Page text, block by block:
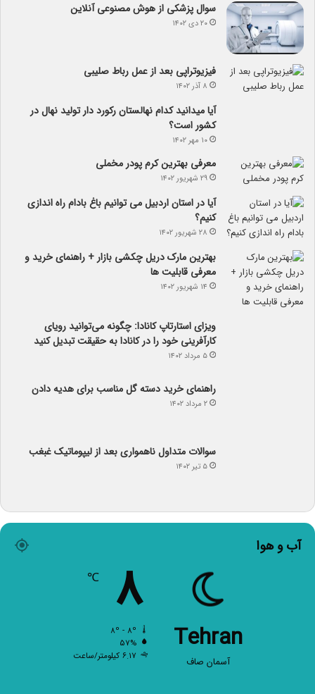
سوال پزشکی از هوش مصنوعی آنلاین
۲۰ دی ۱۴۰۲
فیزیوتراپی بعد از عمل رباط صلیبی
۸ آذر ۱۴۰۲
آیا می­دانید کدام نهالستان رکورد دار تولید نهال­ در
کشور است؟
۱۰ مهر ۱۴۰۲
معرفی بهترین کرم پودر مخملی
۲۹ شهریور ۱۴۰۲
آیا در استان اردبیل می توانیم باغ بادام راه اندازی
کنیم؟
۲۸ شهریور ۱۴۰۲
بهترین مارک دریل چکشی بازار + راهنمای خرید و
معرفی قابلیت ها
۱۴ شهریور ۱۴۰۲
ویزای استارتاپ کانادا: چگونه می‌توانید رویای
کارآفرینی خود را در کانادا به حقیقت تبدیل کنید
۵ مرداد ۱۴۰۲
راهنمای خرید دسته گل مناسب برای هدیه دادن
۲ مرداد ۱۴۰۲
سوالات متداول ناهمواری بعد از لیپوماتیک غبغب
۵ تیر ۱۴۰۲
آب و هوا
Tehran
آسمان صاف
۸ ℃
۵۷%
۶.۱۷ کیلومتر/ساعت